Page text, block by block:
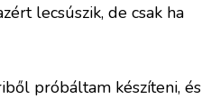
lecsúszik, de csak ha
próbáltam készíteni, és